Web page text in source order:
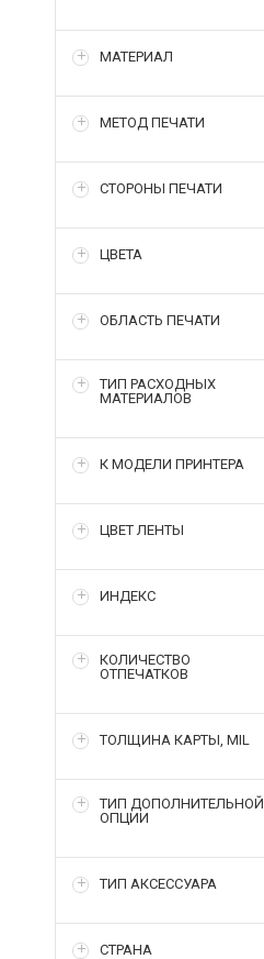
МАТЕРИАЛ
МЕТОД ПЕЧАТИ
СТОРОНЫ ПЕЧАТИ
ЦВЕТА
ОБЛАСТЬ ПЕЧАТИ
ТИП РАСХОДНЫХ
МАТЕРИАЛОВ
К МОДЕЛИ ПРИНТЕРА
ЦВЕТ ЛЕНТЫ
ИНДЕКС
КОЛИЧЕСТВО
ОТПЕЧАТКОВ
ТОЛЩИНА КАРТЫ, MIL
ТИП ДОПОЛНИТЕЛЬНОЙ
ОПЦИИ
ТИП АКСЕССУАРА
СТРАНА